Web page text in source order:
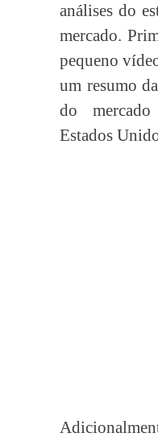
análises do
mercado.
pequeno
um resumo
do
Estados